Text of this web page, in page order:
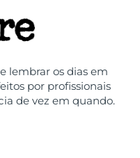
lembrar os dias em
por profissionais
de vez em quando.